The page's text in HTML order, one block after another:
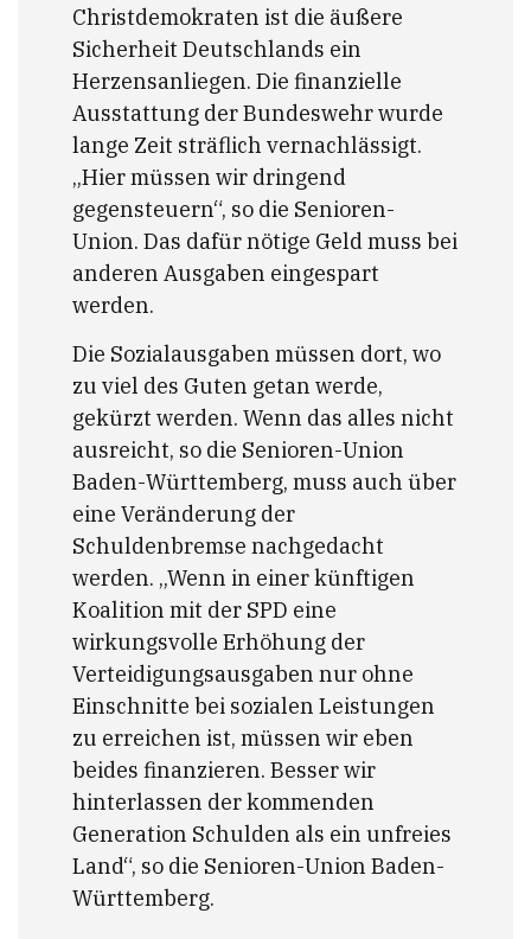
Christdemokraten ist die äußere
Sicherheit Deutschlands ein
Herzensanliegen. Die finanzielle
Ausstattung der Bundeswehr wurde
lange Zeit sträflich vernachlässigt.
„Hier müssen wir dringend
gegensteuern“, so die Senioren-
Union. Das dafür nötige Geld muss bei
anderen Ausgaben eingespart
werden.
Die Sozialausgaben müssen dort, wo
zu viel des Guten getan werde,
gekürzt werden. Wenn das alles nicht
ausreicht, so die Senioren-Union
Baden-Württemberg, muss auch über
eine Veränderung der
Schuldenbremse nachgedacht
werden. „Wenn in einer künftigen
Koalition mit der SPD eine
wirkungsvolle Erhöhung der
Verteidigungsausgaben nur ohne
Einschnitte bei sozialen Leistungen
zu erreichen ist, müssen wir eben
beides finanzieren. Besser wir
hinterlassen der kommenden
Generation Schulden als ein unfreies
Land“, so die Senioren-Union Baden-
Württemberg.